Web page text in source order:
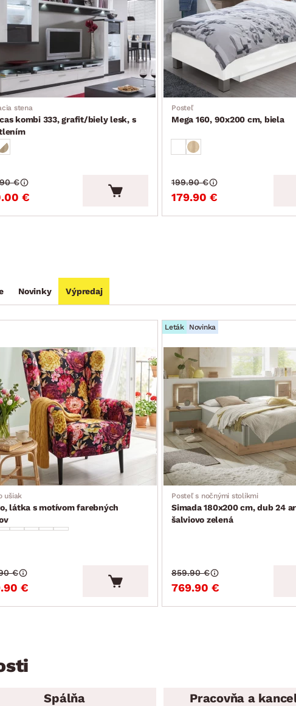
stena
kombi 333, grafit/biely lesk, s
€
€
Posteľ
Mega 160, 90x200 cm, biela
179.90 €
199.90 €
Novinky Výpredaj
ušiak
látka s motívom farebných
€
€
Leták Novinka
Posteľ s nočnými stolíkmi
Simada 180x200 cm, dub 24
šalviovo zelená
769.90 €
859.90 €
Spálňa Pracovňa a